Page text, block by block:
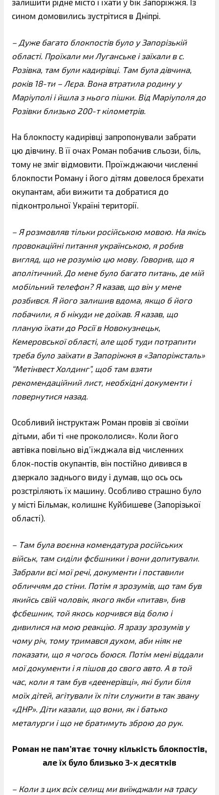
залишити рідне місто і їхати у бік Запоріжжя. Із
сином домовились зустрітися в Дніпрі.
– Дуже багато блокпостів було у Запорізькій
області. Проїхали ми Луганське і заїхали в с.
Розівка, там були кадирівці. Там була дівчина,
років 18-ти – Лєра. Вона втратила родину у
Маріуполі і йшла з нього пішки. Від Маріуполя до
Розівки близько 200-т кілометрів.
На блокпосту кадирівці запропонували забрати
цю дівчину. В її очах Роман побачив сльози, біль,
тому не зміг відмовити. Проїжджаючи численні
блокпости Роману і його дітям довелося брехати
окупантам, аби вижити та добратися до
підконтрольної Україні території.
– Я розмовляв тільки російською мовою. На якісь
провокаційні питання українською, я робив
вигляд, що не розумію цю мову. Говорив, що я
аполітичний. До мене було багато питань, де мій
мобільний телефон? Я казав, що він у мене
розбився. Я його залишив вдома, якщо б його
побачили, я б нікуди не доїхав. Я казав, що
планую їхати до Росії в Новокузнецьк,
Кемеровської області, але щоб туди потрапити
треба було заїхати в Запоріжжя в «Запоріжсталь»
“Метінвест Холдинг”, щоб там взяти
рекомендаційний лист, необхідні документи і
повернутися назад.
Особливий інструктаж Роман провів зі своїми
дітьми, аби ті «не прокололися». Коли його
автівка повільно від’їжджала від численних
блок-постів окупантів, він постійно дивився в
дзеркало заднього виду і думав, що ось ось
розстріляють їх машину. Особливо страшно було
у місті Більмак, колишнє Куйбишеве (Запорізької
області).
– Там була воєнна комендатура російських
військ, там сиділи фсбшники і вони допитували.
Забрали всі мої речі, документи і поставили
обличчям до стіни. Потім я зрозумів, що там був
якийсь свій чоловік, якого якби «питав», бив
фсбешник, той якось корчився від болю і
дивилися на мою реакцію. Я зразу зрозумів у
чому річ, тому тримався духом, аби ніяк не
показати, що я чогось боюся. Потім мені віддали
мої документи і я пішов до свого авто. А в той
час, коли я там був «деенерівці», які були біля
моїх дітей, агітували їх піти служити в так звану
«ДНР». Діти казали, що вони, як і батько
металурги і що не братимуть зброю до рук.
Роман не пам’ятає точну кількість блокпостів,
але їх було близько 3-х десятків
– Коли з цих всіх селищ ми виїжджали на трасу